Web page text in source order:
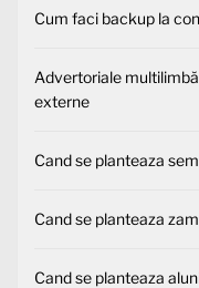
Cum faci backup la
Advertoriale
externe
Cand se planteaza
Cand se planteaza
Cand se planteaza